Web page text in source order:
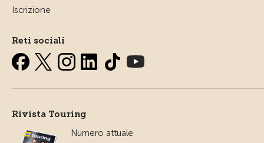
Iscrizione
Reti sociali
Rivista Touring
Numero attuale